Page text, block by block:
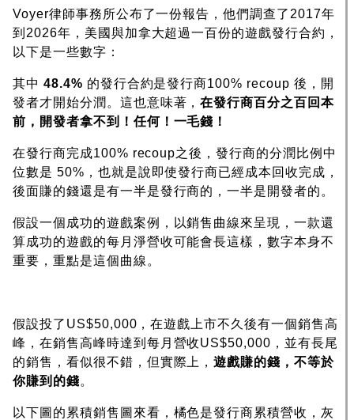
Voyer律師事務所公布了一份報告，他們調查了2017年
到2026年，美國與加拿大超過一百份的遊戲發行合約，
以下是一些數字：
其中 48.4% 的發行合約是發行商100% recoup 後，開
發者才開始分潤。這也意味著，在發行商百分之百回本
前，開發者拿不到！任何！一毛錢！
在發行商完成100% recoup之後，發行商的分潤比例中
位數是 50%，也就是說即使發行商已經成本回收完成，
後面賺的錢還是有一半是發行商的，一半是開發者的。
假設一個成功的遊戲案例，以銷售曲線來呈現，一款還
算成功的遊戲的每月淨營收可能會長這樣，數字本身不
重要，重點是這個曲線。
假設投了US$50,000，在遊戲上市不久後有一個銷售高
峰，在銷售高峰時達到每月營收US$50,000，並有長尾
的銷售，看似很不錯，但實際上，遊戲賺的錢，不等於
你賺到的錢。
以下圖的累積銷售圖來看，橘色是發行商累積營收，灰